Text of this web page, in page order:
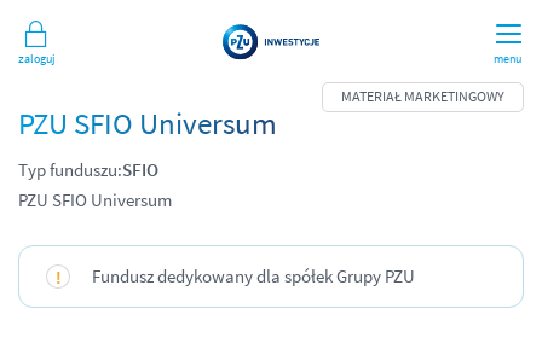
menu
Zaloguj
PZU SFIO Universum
Typ funduszu:SFIO
PZU SFIO Universum
Fundusz dedykowany dla spółek Grupy PZU